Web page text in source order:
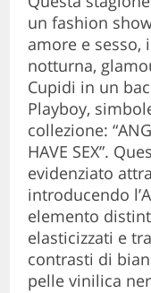
un fashion
amore e sesso,
notturna,
Cupidi in un
Playboy,
collezione:
HAVE SEX”.
evidenziato
introducendo
elemento
elasticizzati e
contrasti di
pelle vinilica